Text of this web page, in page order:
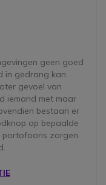
geen goed
in gedrang kan
gevoel van
iemand met maar
bestaan er
op bepaalde
portofoons zorgen